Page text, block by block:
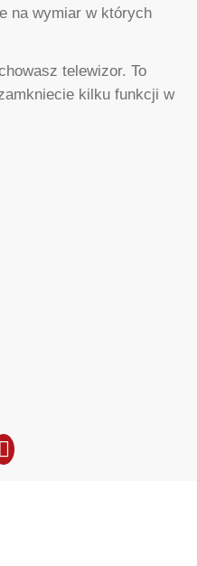
na wymiar w których
telewizor. To
kilku funkcji w